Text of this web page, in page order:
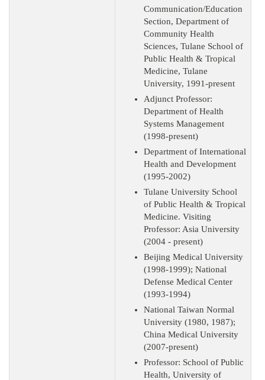
Communication/Education
Section, Department of
Community Health
Sciences, Tulane School of
Public Health & Tropical
Medicine, Tulane
University, 1991-present
Adjunct Professor:
Department of Health
Systems Management
(1998-present)
Department of International
Health and Development
(1995-2002)
Tulane University School
of Public Health & Tropical
Medicine. Visiting
Professor: Asia University
(2004 - present)
Beijing Medical University
(1998-1999); National
Defense Medical Center
(1993-1994)
National Taiwan Normal
University (1980, 1987);
China Medical University
(2007-present)
Professor: School of Public
Health, University of